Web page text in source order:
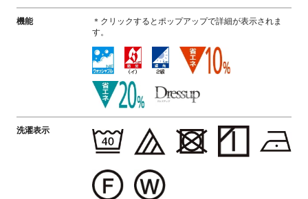
ー
機能
＊クリックするとポップアップで詳細が表示されま
す。
洗濯表示